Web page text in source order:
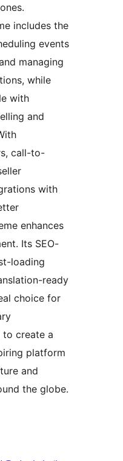
includes the
events
managing
while
with
and
call-to-
with
enhances
Its SEO-
loading
ready
choice for
create a
platform
and
the globe.